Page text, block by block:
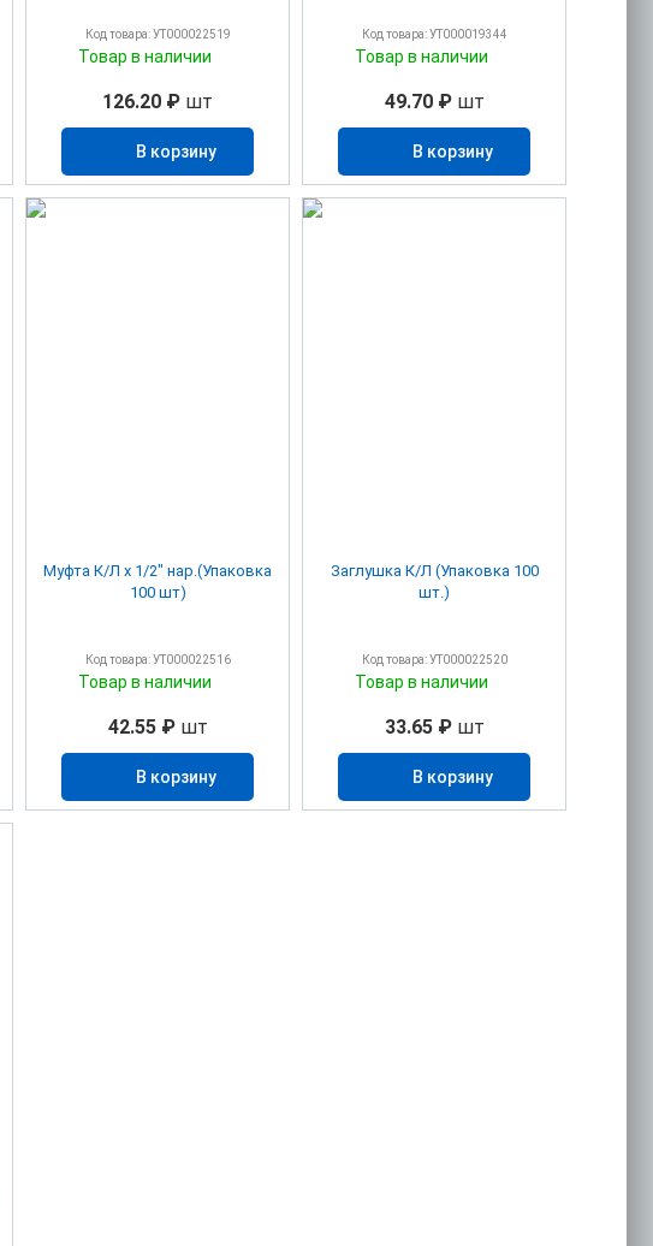
Код товара: УТ000022519
Товар в наличии
126.20 ₽ шт
В корзину
Код товара: УТ000019344
Товар в наличии
49.70 ₽шт
В корзину
Муфта К/Л х 1/2" нар.(Упаковка
100 шт)
Код товара: УТ000022516
Товар в наличии
42.55 ₽шт
В корзину
Заглушка К/Л (Упаковка 100
шт.)
Код товара: УТ000022520
Товар в наличии
33.65 ₽шт
В корзину